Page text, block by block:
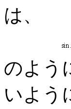
は、
のよう
いよう